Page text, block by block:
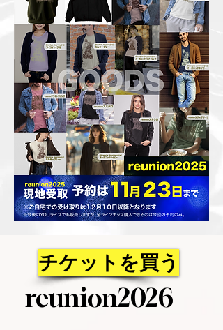
reunion2026
チケットを買う